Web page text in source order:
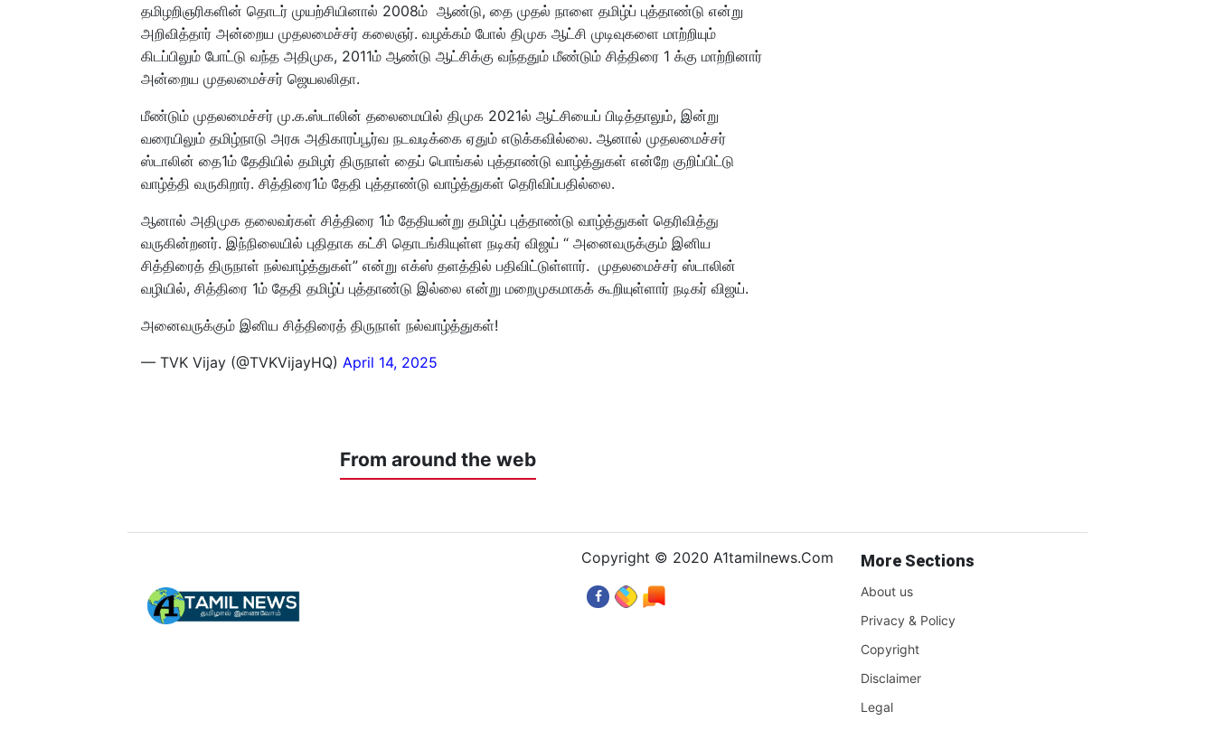
தமிழறிஞரிகளின் தொடர் முயற்சியினால் 2008ம் ஆண்டு, தை முதல் நாளை தமிழ்ப் புத்தாண்டு என்று
அறிவித்தார் அன்றைய முதலமைச்சர் கலைஞர். வழக்கம் போல் திமுக ஆட்சி முடிவுகளை மாற்றியும்
கிடப்பிலும் போட்டு வந்த அதிமுக, 2011ம் ஆண்டு ஆட்சிக்கு வந்ததும் மீண்டும் சித்திரை 1 க்கு மாற்றினார்
அன்றைய முதலமைச்சர் ஜெயலலிதா.
மீண்டும் முதலமைச்சர் மு.க.ஸ்டாலின் தலைமையில் திமுக 2021ல் ஆட்சியைப் பிடித்தாலும், இன்று
வரையிலும் தமிழ்நாடு அரசு அதிகாரப்பூர்வ நடவடிக்கை ஏதும் எடுக்கவில்லை. ஆனால் முதலமைச்சர்
ஸ்டாலின் தை1ம் தேதியில் தமிழர் திருநாள் தைப் பொங்கல் புத்தாண்டு வாழ்த்துகள் என்றே குறிப்பிட்டு
வாழ்த்தி வருகிறார். சித்திரை1ம் தேதி புத்தாண்டு வாழ்த்துகள் தெரிவிப்பதில்லை.
ஆனால் அதிமுக தலைவர்கள் சித்திரை 1ம் தேதியன்று தமிழ்ப் புத்தாண்டு வாழ்த்துகள் தெரிவித்து
வருகின்றனர். இந்நிலையில் புதிதாக கட்சி தொடங்கியுள்ள நடிகர் விஜய் “ அனைவருக்கும் இனிய
சித்திரைத் திருநாள் நல்வாழ்த்துகள்” என்று எக்ஸ் தளத்தில் பதிவிட்டுள்ளார். முதலமைச்சர் ஸ்டாலின்
வழியில், சித்திரை 1ம் தேதி தமிழ்ப் புத்தாண்டு இல்லை என்று மறைமுகமாகக் கூறியுள்ளார் நடிகர் விஜய்.
அனைவருக்கும் இனிய சித்திரைத் திருநாள் நல்வாழ்த்துகள்!
— TVK Vijay (@TVKVijayHQ) April 14, 2025
From around the web
Copyright © 2020 A1tamilnews.Com More Sections
About us
Privacy & Policy
Copyright
Disclaimer
Legal